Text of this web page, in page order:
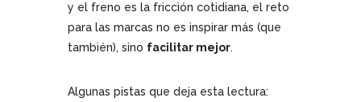
y el freno es la fricción cotidiana, el reto
para las marcas no es inspirar más (que
también), sino facilitar mejor.
Algunas pistas que deja esta lectura: